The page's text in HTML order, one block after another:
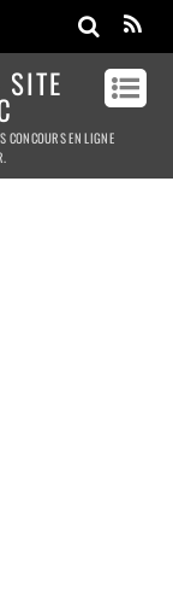
CONCOURS EN LIGNE